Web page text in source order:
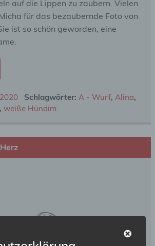
auf die Lippen zu zaubern. Vielen
für das bezaubernde Foto von
ist so schön geworden, eine
Schlagwörter: A - Wurf, Alina,
, weiße Hündim